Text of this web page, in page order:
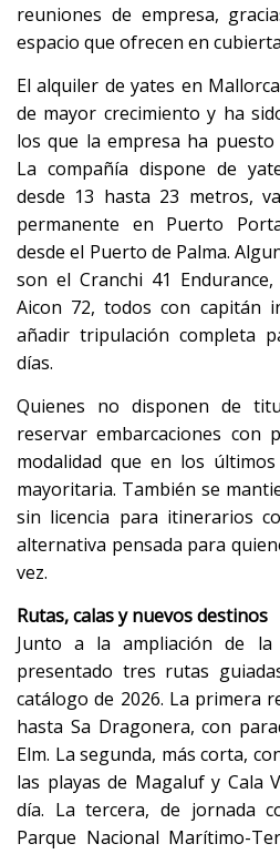
reuniones de empresa,
espacio que ofrecen en
El alquiler de yates en
de mayor crecimiento y ha
los que la empresa ha
La compañía dispone de
desde 13 hasta 23 metros,
permanente en Puerto
desde el Puerto de Palma.
son el Cranchi 41
Aicon 72, todos con capitán
añadir tripulación completa
días.
Quienes no disponen de
reservar embarcaciones con
modalidad que en los
mayoritaria. También se
sin licencia para itinerarios
alternativa pensada para
vez.
Rutas, calas y nuevos destinos
Junto a la ampliación de
presentado tres rutas
catálogo de 2026. La primera
hasta Sa Dragonera, con
Elm. La segunda, más corta,
las playas de Magaluf y Cala
día. La tercera, de jornada
Parque Nacional Marítimo-